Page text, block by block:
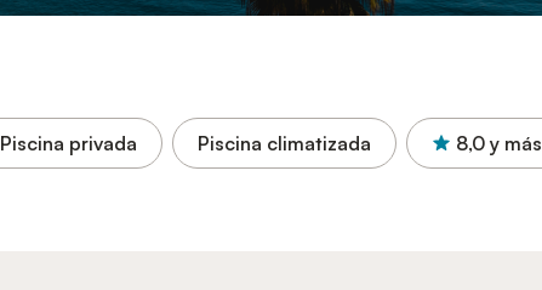
Piscina privada Piscina climatizada 8,0 y más